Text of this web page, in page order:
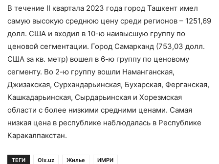
В течение II квартала 2023 года город Ташкент имел
самую высокую среднюю цену среди регионов – 1251,69
долл. США и входил в 10-ю наивысшую группу по
ценовой сегментации. Город Самарканд (753,03 долл.
США за кв. метр) вошел в 6-ю группу по ценовому
сегменту. Во 2-ю группу вошли Наманганская,
Джизакская, Сурхандарьинская, Бухарская, Ферганская,
Кашкадарьинская, Сырдарьинская и Хорезмская
области с более низкими средними ценами. Самая
низкая цена в республике наблюдалась в Республике
Каракалпакстан.
ТЕГИ Olx.uz Жилье ИМРИ